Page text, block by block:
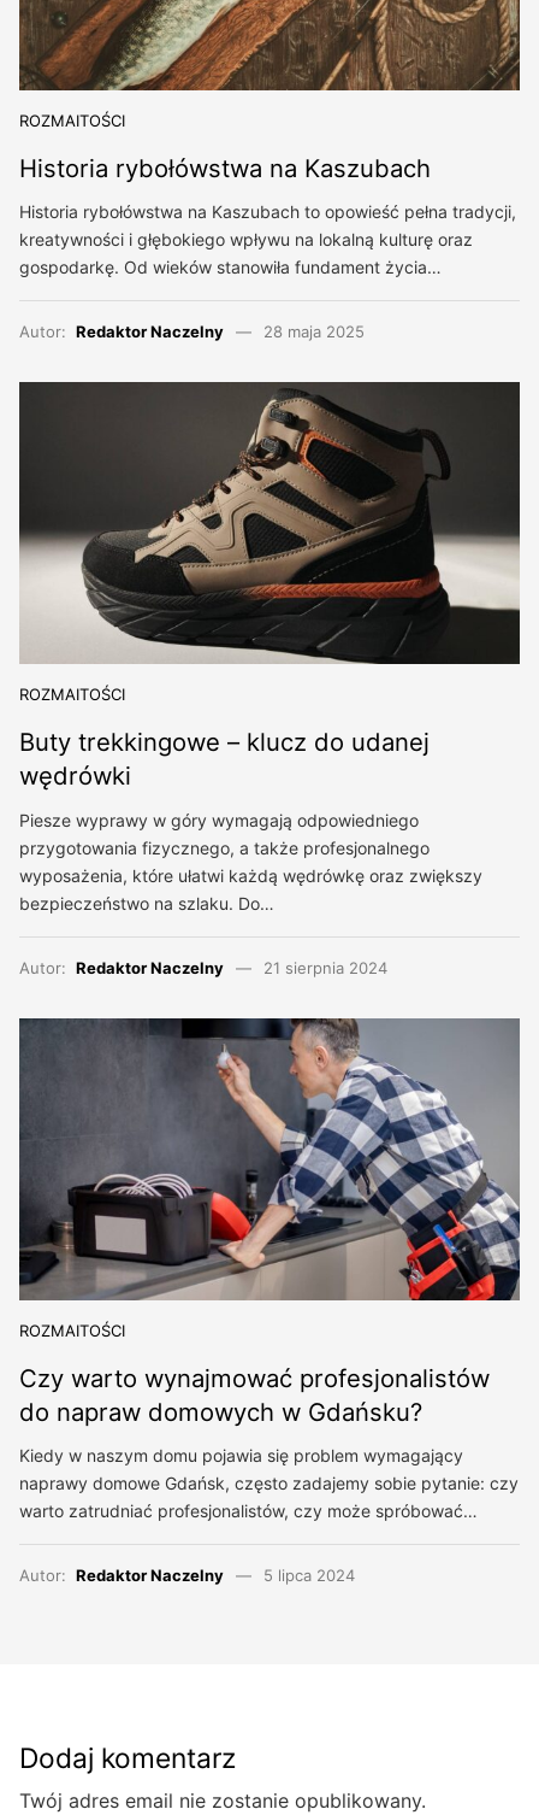
ROZMAITOŚCI
Historia rybołówstwa na Kaszubach
Historia rybołówstwa na Kaszubach to opowieść pełna tradycji,
kreatywności i głębokiego wpływu na lokalną kulturę oraz
gospodarkę. Od wieków stanowiła fundament życia…
Autor: Redaktor Naczelny 28 maja 2025
ROZMAITOŚCI
Buty trekkingowe – klucz do udanej
wędrówki
Piesze wyprawy w góry wymagają odpowiedniego
przygotowania fizycznego, a także profesjonalnego
wyposażenia, które ułatwi każdą wędrówkę oraz zwiększy
bezpieczeństwo na szlaku. Do…
Autor: Redaktor Naczelny 21 sierpnia 2024
ROZMAITOŚCI
Czy warto wynajmować profesjonalistów
do napraw domowych w Gdańsku?
Kiedy w naszym domu pojawia się problem wymagający
naprawy domowe Gdańsk, często zadajemy sobie pytanie: czy
warto zatrudniać profesjonalistów, czy może spróbować…
Autor: Redaktor Naczelny 5 lipca 2024
Dodaj komentarz
Twój adres email nie zostanie opublikowany.